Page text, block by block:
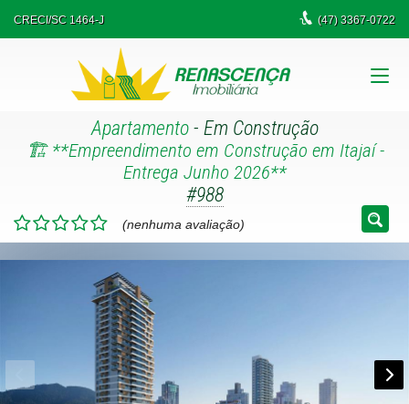
CRECI/SC 1464-J (47)3367-0722
Apartamento- Em Construção
🏗️ **Empreendimento em Construção em Itajaí -
Entrega Junho 2026**
#988
(nenhuma avaliação)